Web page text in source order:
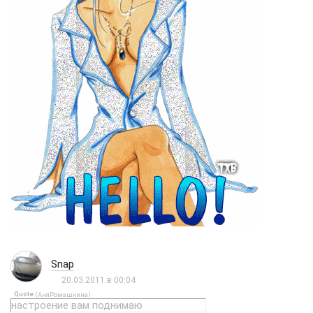
Snap
20.03.2011 в 00:04
Quote (АняРомашкина)
настроение вам поднимаю